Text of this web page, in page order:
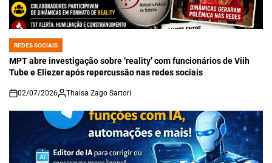
POSTED
IN
REDES SOCIAIS
MPT abre investigação sobre ‘reality’ com funcionários de Viih
Tube e Eliezer após repercussão nas redes sociais
on
02/07/2026 Thaisa Zago Sartori